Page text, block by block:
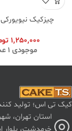
چیزکیک نیویورکی ۱۰ برش
1,250,000
موجودی 1 عدد
کیک تی اس؛ تولید
استان تهران،